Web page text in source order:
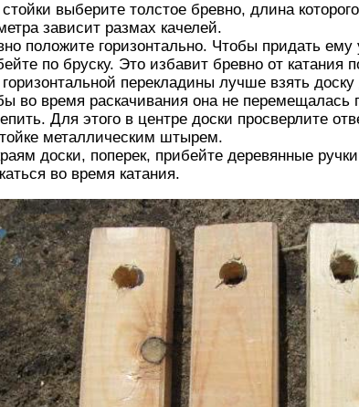
выберите толстое бревно, длина
зависит размах качелей.
положите горизонтально. Чтобы придать ему
по бруску. Это избавит бревно от катания
перекладины лучше взять
во время раскачивания она не перемещалась
Для этого в центре доски просверлите
металлическим штырем.
доски, поперек, прибейте деревянные
во время катания.